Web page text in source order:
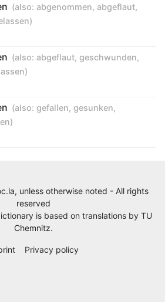
(also: abgenommen, abgeflaut,
)
(also: abgeflaut, geschwunden,
)
(also: gefallen, gesunken,
)
unless otherwise noted - All rights
reserved
is based on translations by TU
Chemnitz.
Privacy policy